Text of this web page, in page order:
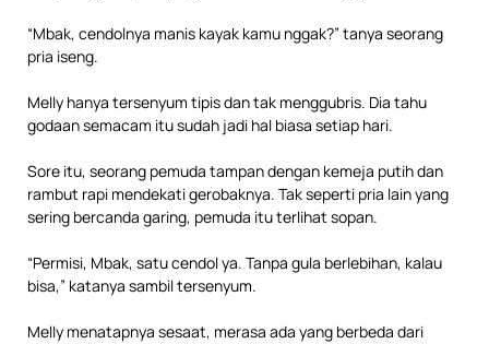
“Mbak, cendolnya manis kayak kamu nggak?” tanya seorang
pria iseng.
Melly hanya tersenyum tipis dan tak menggubris. Dia tahu
godaan semacam itu sudah jadi hal biasa setiap hari.
Sore itu, seorang pemuda tampan dengan kemeja putih dan
rambut rapi mendekati gerobaknya. Tak seperti pria lain yang
sering bercanda garing, pemuda itu terlihat sopan.
“Permisi, Mbak, satu cendol ya. Tanpa gula berlebihan, kalau
bisa,” katanya sambil tersenyum.
Melly menatapnya sesaat, merasa ada yang berbeda dari